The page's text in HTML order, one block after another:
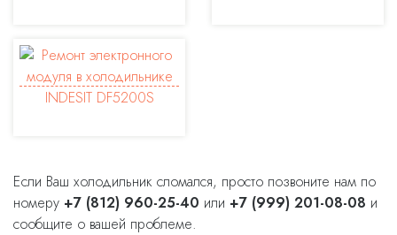
Если Ваш холодильник сломался, просто позвоните нам по
номеру +7 (812) 960-25-40 или +7 (999) 201-08-08 и
сообщите о вашей проблеме.